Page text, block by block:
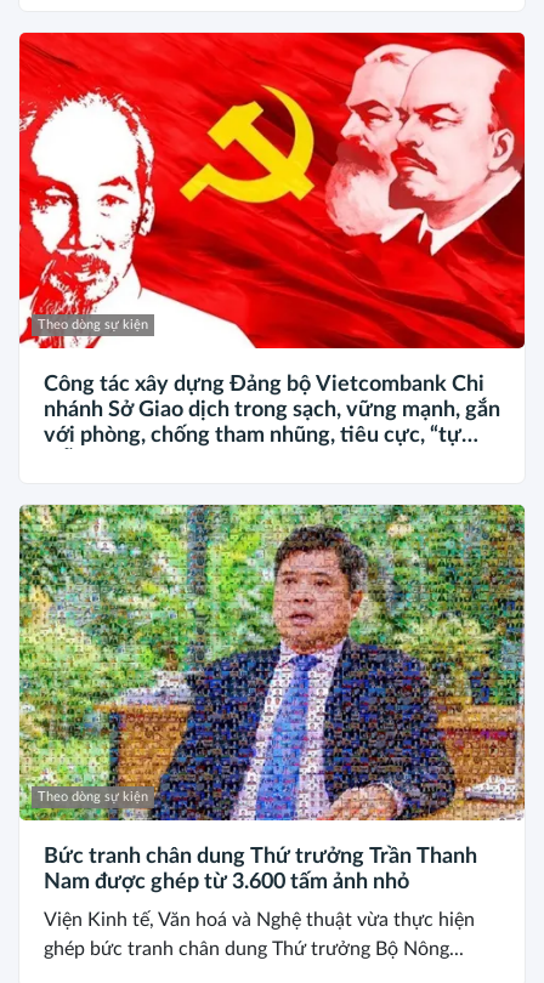
Theo dòng sự kiện
Công tác xây dựng Đảng bộ Vietcombank Chi
nhánh Sở Giao dịch trong sạch, vững mạnh, gắn
với phòng, chống tham nhũng, tiêu cực, “tự
Theo dòng sự kiện
Bức tranh chân dung Thứ trưởng Trần Thanh
Nam được ghép từ 3.600 tấm ảnh nhỏ
Viện Kinh tế, Văn hoá và Nghệ thuật vừa thực hiện
ghép bức tranh chân dung Thứ trưởng Bộ Nông...